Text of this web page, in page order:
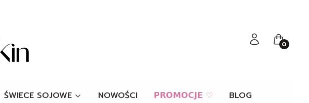
Zaloguj sięKoszyk
ŚWIECE SOJOWE NOWOŚCI 𝗣𝗥𝗢𝗠𝗢𝗖𝗝𝗘 ♡ BLOG